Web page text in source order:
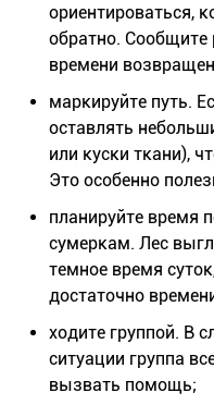
ориентироваться,
обратно.
времени
маркируйте путь.
оставлять
или куски ткани),
Это особенно
планируйте время
сумеркам. Лес
темное время
достаточно
ходите группой. В
ситуации группа
вызвать помощь;